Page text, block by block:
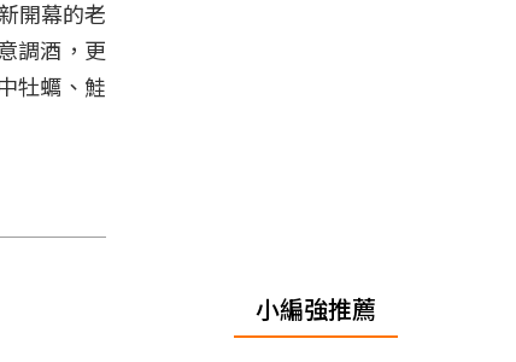
開幕的老
調酒，更
牡蠣、鮭
小編強推薦